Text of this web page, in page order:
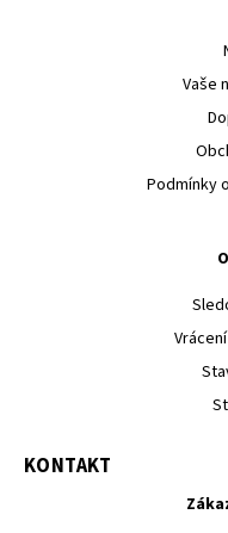
Vaše
Podmínky
KONTAKT